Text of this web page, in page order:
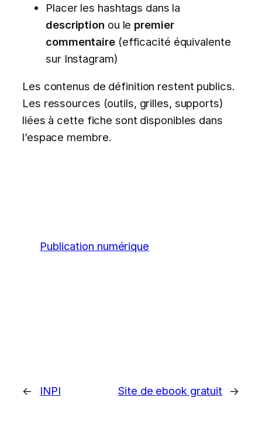
Placer les hashtags dans la
description ou le premier
commentaire(efficacité équivalente
sur Instagram)
Les contenus de définition restent publics.
Les ressources (outils, grilles, supports)
liées à cette fiche sont disponibles dans
l’espace membre.
Publication numérique
← INPI Site de ebook gratuit →